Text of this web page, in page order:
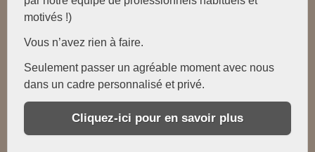
motivés !)
Vous n’avez rien à faire.
Seulement passer un agréable moment avec nous
dans un cadre personnalisé et privé.
Cliquez-ici pour en savoir plus